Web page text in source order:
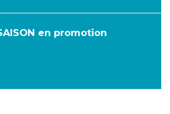
en promotion